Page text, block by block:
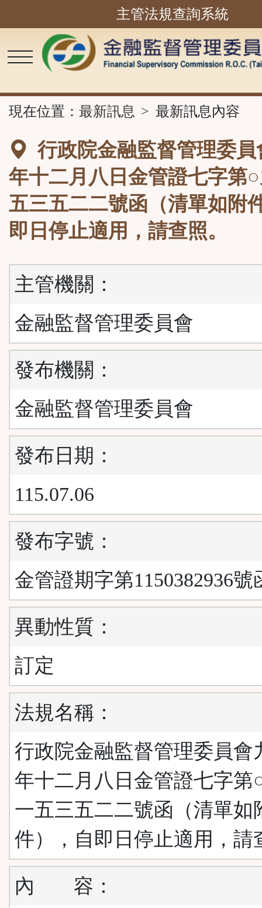
內
容
主管法規查詢系統
現在位置： 最新訊息 最新訊息內容
行政院金融監督管理委員
年十二月八日金管證七字第
五三五二二號函（清單如附
即日停止適用，請查照。
主管機關：
金融監督管理委員會
發布機關：
金融監督管理委員會
發布日期：
115.07.06
發布字號：
金管證期字第1150382936號
異動性質：
訂定
法規名稱：
行政院金融監督管理委員會
年十二月八日金管證七字第
一五三五二二號函（清單如
件），自即日停止適用，請
內 容：